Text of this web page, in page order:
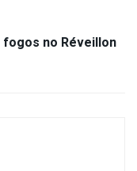
fogos no Réveillon